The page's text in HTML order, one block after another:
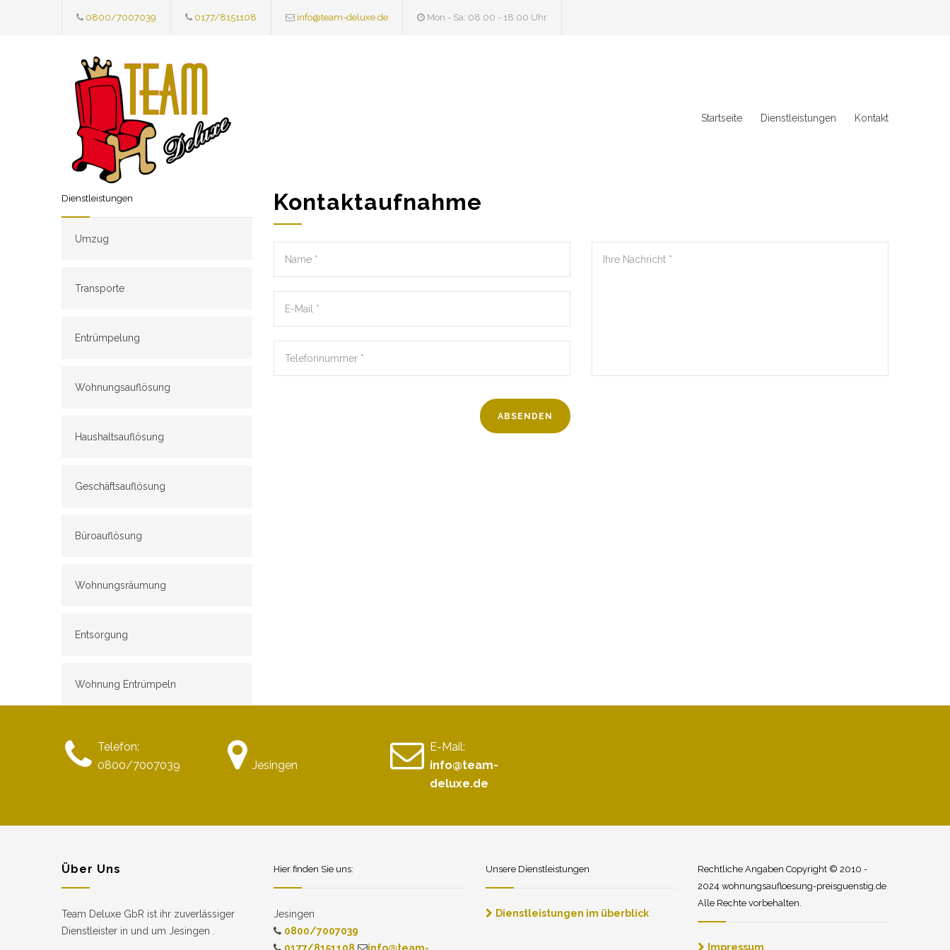
0800/7007039 0177/8151108 info@team-deluxe.de Mon - Sa: 08.00 - 18.00 Uhr
Startseite Dienstleistungen Kontakt
Dienstleistungen
Umzug
Transporte
Entrümpelung
Wohnungsauflösung
Haushaltsauflösung
Geschäftsauflösung
Büroauflösung
Wohnungsräumung
Entsorgung
Wohnung Entrümpeln
Kontaktaufnahme
Telefon:
0800/7007039
Jesingen
E-Mail:
info@team-
deluxe.de
Über Uns
Team Deluxe GbR ist ihr zuverlässiger
Dienstleister in und um Jesingen .
Hier finden Sie uns:
Jesingen
0800/7007039
Unsere Dienstleistungen
Dienstleistungen im überblick
Rechtliche Angaben Copyright © 2010 -
2024 wohnungsaufloesung-preisguenstig.de
Alle Rechte vorbehalten.
Impressum